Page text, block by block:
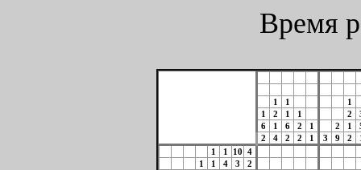
Время
1 1
1
1
2 1 1 2
6
1 6 2 1 2 1
2
4 2 2 1 3 9 2
1
1 10 4
1
1 4 3
2